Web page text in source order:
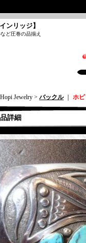
ンリッジ】
ど圧巻の品揃え
Hopi Jewelry > バックル｜ ホ
詳細